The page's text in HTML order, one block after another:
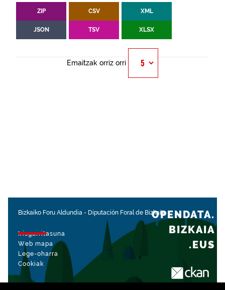
ZIP CSV XML
JSON TSV XLSX
Emaitzak orriz orri
Bizkaiko Foru Aldundia - Diputación Foral de Bizkaia
Irisgarritasuna
Web mapa
Lege-oharra
Cookiak
OPENDATA.
BIZKAIA
.EUS